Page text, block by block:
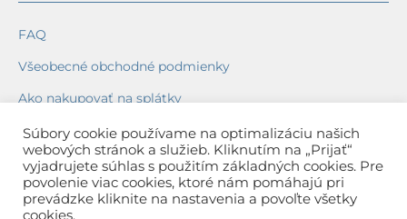
FAQ
Všeobecné obchodné podmienky
Ako nakupovať na splátky
Ochrana osobných údajov
Reklamačný poriadok
Spôsob a cena dopravy
Súbory cookie používame na optimalizáciu našich
webových stránok a služieb. Kliknutím na „Prijať“
vyjadrujete súhlas s použitím základných cookies. Pre
povolenie viac cookies, ktoré nám pomáhajú pri
prevádzke kliknite na nastavenia a povoľte všetky
cookies.